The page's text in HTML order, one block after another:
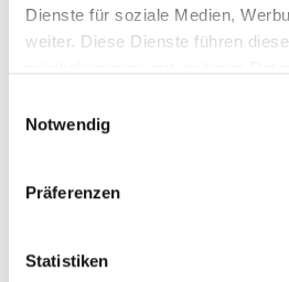
Dienste für soziale Medien,
weiter. Diese Dienste führen
Nutzung der Dienste gesammelt
Notwendig
Präferenzen
Statistiken
sich auf die Darstellung von
Weitere Kapitel zu Technischer
energiesprong.de
zum